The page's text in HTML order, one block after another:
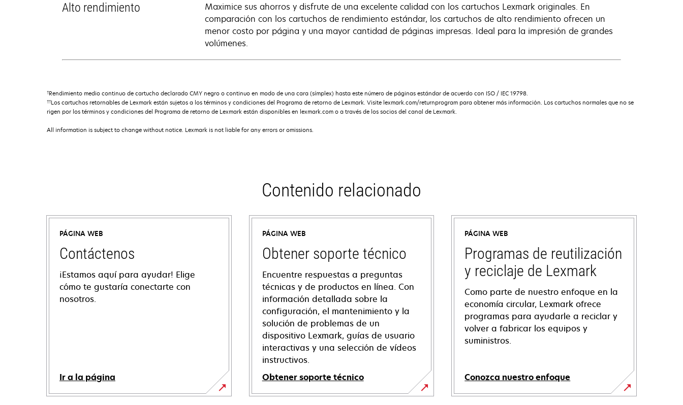
Alto rendimiento
Maximice sus ahorros y disfrute de una excelente calidad con los cartuchos Lexmark originales. En
comparación con los cartuchos de rendimiento estándar, los cartuchos de alto rendimiento ofrecen un
menor costo por página y una mayor cantidad de páginas impresas. Ideal para la impresión de grandes
volúmenes.
†Rendimiento medio continuo de cartucho declarado CMY negro o continuo en modo de una cara (símplex) hasta este número de páginas estándar de acuerdo con ISO / IEC 19798.
††Los cartuchos retornables de Lexmark están sujetos a los términos y condiciones del Programa de retorno de Lexmark. Visite lexmark.com/returnprogram para obtener más información. Los cartuchos normales que no se
rigen por los términos y condiciones del Programa de retorno de Lexmark están disponibles en lexmark.com o a través de los socios del canal de Lexmark.
All information is subject to change without notice. Lexmark is not liable for any errors or omissions.
Contenido relacionado
PÁGINA WEB
Contáctenos
¡Estamos aquí para ayudar! Elige
cómo te gustaría conectarte con
nosotros.
Ir a la página
PÁGINA WEB
Obtener soporte técnico
Encuentre respuestas a preguntas
técnicas y de productos en línea. Con
información detallada sobre la
configuración, el mantenimiento y la
solución de problemas de un
dispositivo Lexmark, guías de usuario
interactivas y una selección de vídeos
instructivos.
Obtener soporte técnico
opens
PÁGINA WEB
Programas de reutilización
y reciclaje de Lexmark
Como parte de nuestro enfoque en la
economía circular, Lexmark ofrece
programas para ayudarle a reciclar y
volver a fabricar los equipos y
suministros.
Conozca nuestro enfoque